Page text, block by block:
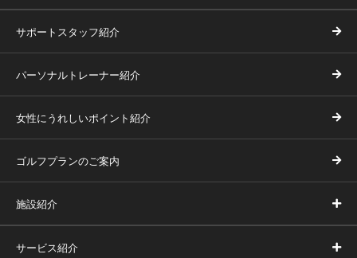
サポートスタッフ紹介
パーソナルトレーナー紹介
女性にうれしいポイント紹介
ゴルフプランのご案内
施設紹介
サービス紹介